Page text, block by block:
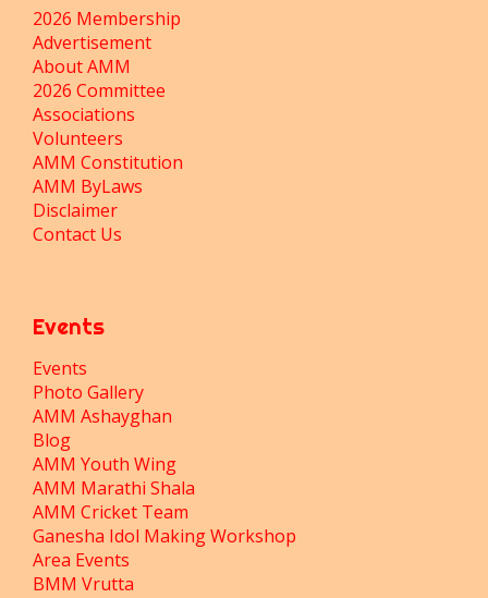
2026 Membership
Advertisement
About AMM
2026 Committee
Associations
Volunteers
AMM Constitution
AMM ByLaws
Disclaimer
Contact Us
Events
Events
Photo Gallery
AMM Ashayghan
Blog
AMM Youth Wing
AMM Marathi Shala
AMM Cricket Team
Ganesha Idol Making Workshop
Area Events
BMM Vrutta